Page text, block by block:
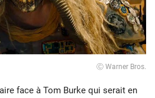
Ⓒ Warner Bros.
face à Tom Burke qui serait en